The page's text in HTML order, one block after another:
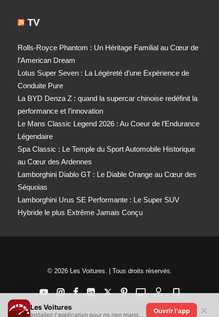
TV
Rolls-Royce Phantom : Un Héritage Familial au Cœur de
l’American Dream
Lotus Super Seven : La Légèreté d’une Expérience de
Conduite Pure
La BYD Denza Z : quand la supercar chinoise redéfinit la
performance et l’innovation
Le Mans Classic Legend 2026 : Au Coeur de l’Endurance
Légendaire
Spa Classic : Le Temple du Sport Automobile Historique
au Cœur des Ardennes
Lamborghini Diablo GT : Le Diable Orange au Cœur des
Séquoias
Lamborghini Urus SE Performante : Le Super SUV
Hybride le plus Extrême Jamais Conçu
© 2026 Les Voitures. | Tous droits réservés.
Les Voitures
Installez l'application pour ne rien manquer !
Ouvrir l'app ✕